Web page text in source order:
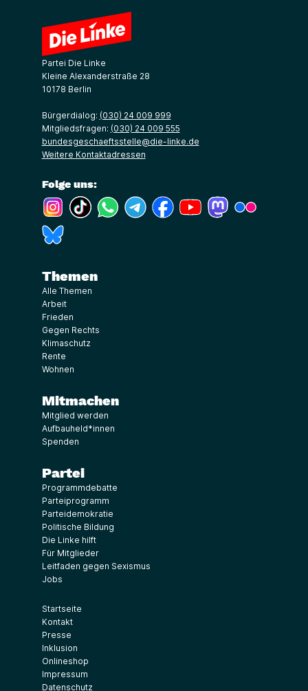
Partei Die Linke
Kleine Alexanderstraße 28
10178 Berlin
Bürgerdialog: (030) 24 009 999
Mitgliedsfragen: (030) 24 009 555
bundesgeschaeftsstelle@die-linke.de
Weitere Kontaktadressen
Folge uns:
(Link öffnet ein neues Fenster)
(Link öffnet ein neues Fenster)
(Link öffnet ein neues Fenster)
(Link öffnet ein neues Fenster)
(Link öffnet ein neues Fenster)
(Link öffnet ein neues
(Link öffnet ein
Themen
Alle Themen
Arbeit
Frieden
Gegen Rechts
Klimaschutz
Rente
Wohnen
Mitmachen
Mitglied werden
Aufbauheld*innen
Spenden
Partei
Programmdebatte
Parteiprogramm
Parteidemokratie
Politische Bildung
Die Linke hilft
Für Mitglieder
Leitfaden gegen Sexismus
Jobs
Startseite
Kontakt
Presse
Inklusion
Onlineshop
Impressum
Datenschutz